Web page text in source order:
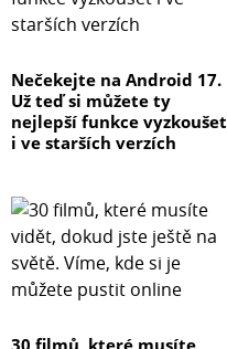
Nečekejte na Android 17.
Už teď si můžete ty
nejlepší funkce vyzkoušet
i ve starších verzích
30 filmů, které musíte